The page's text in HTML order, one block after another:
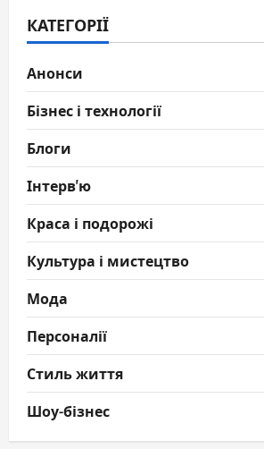
КАТЕГОРІЇ
Анонси
Бізнес і технології
Блоги
Інтерв'ю
Краса і подорожі
Культура і мистецтво
Мода
Персоналії
Стиль життя
Шоу-бізнес